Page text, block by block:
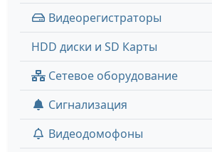
Видеорегистраторы
HDD диски и SD Карты
Сетевое оборудование
Сигнализация
Видеодомофоны